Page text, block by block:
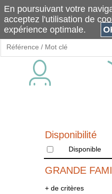
Disponibilité
Disponible
GRANDE
+ de critères
En poursuivant votre
acceptez l'utilisation de
expérience optimale.